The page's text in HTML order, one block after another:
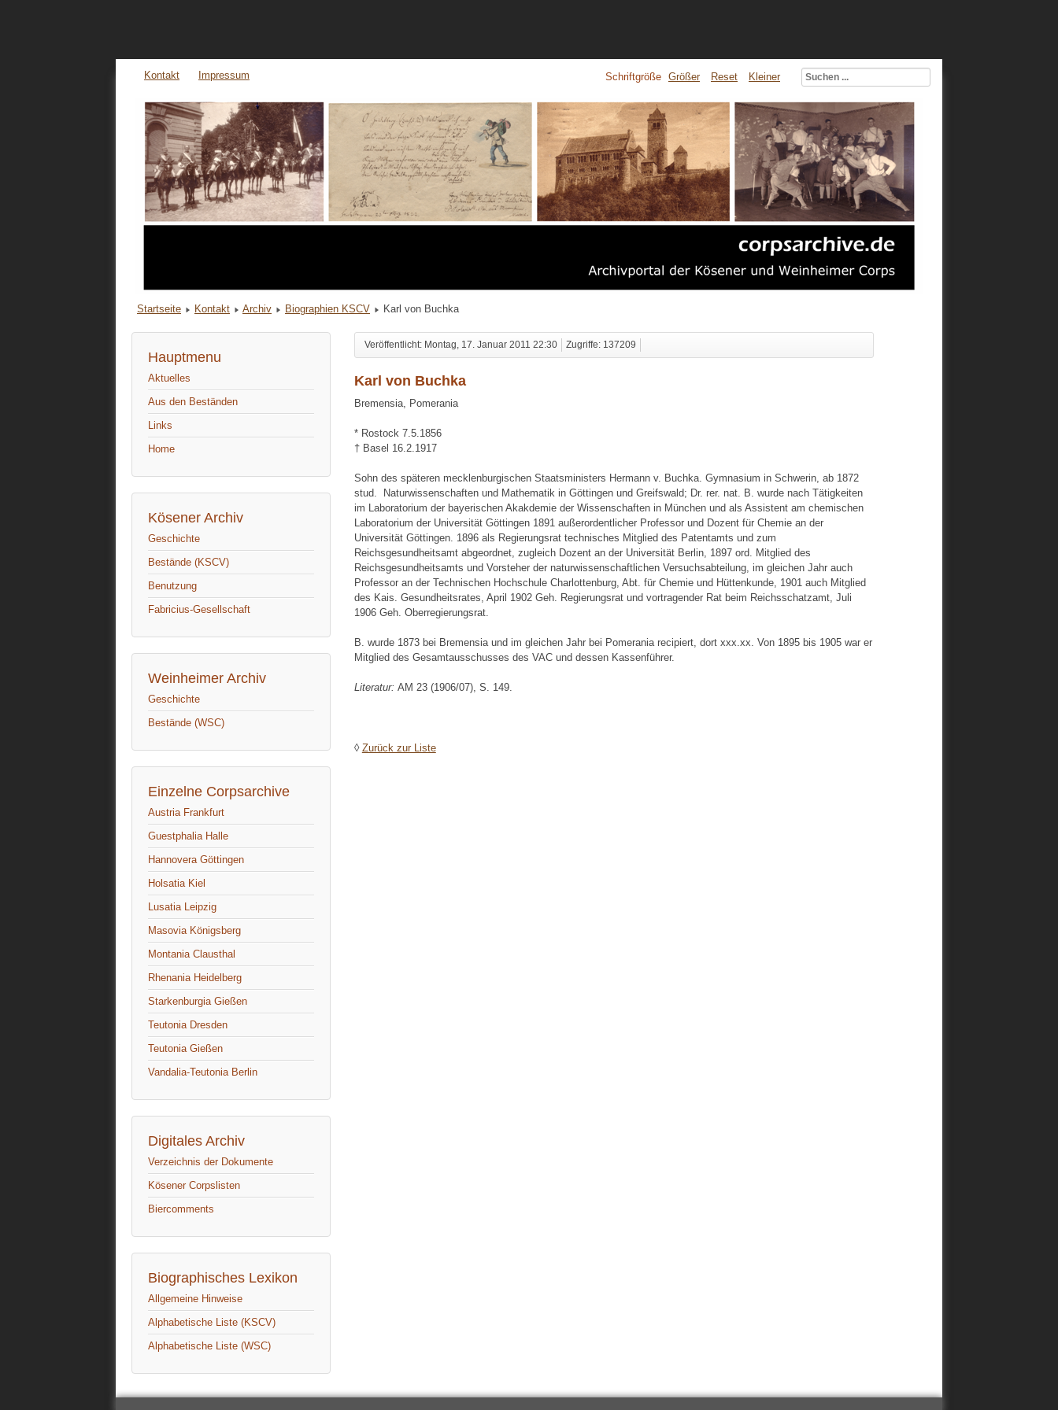
Kontakt Impressum Schriftgröße Größer Reset Kleiner
Startseite Kontakt Archiv Biographien KSCV Karl von Buchka
Hauptmenu
Aktuelles
Aus den Beständen
Links
Home
Kösener Archiv
Geschichte
Bestände (KSCV)
Benutzung
Fabricius-Gesellschaft
Weinheimer Archiv
Geschichte
Bestände (WSC)
Einzelne Corpsarchive
Austria Frankfurt
Guestphalia Halle
Hannovera Göttingen
Holsatia Kiel
Lusatia Leipzig
Masovia Königsberg
Montania Clausthal
Rhenania Heidelberg
Starkenburgia Gießen
Teutonia Dresden
Teutonia Gießen
Vandalia-Teutonia Berlin
Digitales Archiv
Verzeichnis der Dokumente
Kösener Corpslisten
Biercomments
Biographisches Lexikon
Allgemeine Hinweise
Alphabetische Liste (KSCV)
Alphabetische Liste (WSC)
Veröffentlicht: Montag, 17. Januar 2011 22:30 Zugriffe: 137209
Karl von Buchka
Bremensia, Pomerania
* Rostock 7.5.1856
† Basel 16.2.1917
Sohn des späteren mecklenburgischen Staatsministers Hermann v. Buchka. Gymnasium in Schwerin, ab 1872
stud. Naturwissenschaften und Mathematik in Göttingen und Greifswald; Dr. rer. nat. B. wurde nach Tätigkeiten
im Laboratorium der bayerischen Akakdemie der Wissenschaften in München und als Assistent am chemischen
Laboratorium der Universität Göttingen 1891 außerordentlicher Professor und Dozent für Chemie an der
Universität Göttingen. 1896 als Regierungsrat technisches Mitglied des Patentamts und zum
Reichsgesundheitsamt abgeordnet, zugleich Dozent an der Universität Berlin, 1897 ord. Mitglied des
Reichsgesundheitsamts und Vorsteher der naturwissenschaftlichen Versuchsabteilung, im gleichen Jahr auch
Professor an der Technischen Hochschule Charlottenburg, Abt. für Chemie und Hüttenkunde, 1901 auch Mitglied
des Kais. Gesundheitsrates, April 1902 Geh. Regierungsrat und vortragender Rat beim Reichsschatzamt, Juli
1906 Geh. Oberregierungsrat.
B. wurde 1873 bei Bremensia und im gleichen Jahr bei Pomerania recipiert, dort xxx.xx. Von 1895 bis 1905 war er
Mitglied des Gesamtausschusses des VAC und dessen Kassenführer.
Literatur: AM 23 (1906/07), S. 149.
◊ Zurück zur Liste